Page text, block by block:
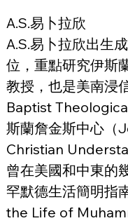
A.S.易卜拉欣
A.S.易卜拉欣出生
位，重點研究伊斯
教授，也是美南浸
Baptist
斯蘭詹金斯中心
Christian
曾在美國和中東的
罕默德生活簡明指
the Life of